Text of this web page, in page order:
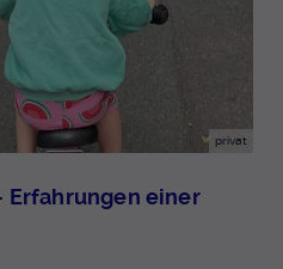
privat
Erfahrungen einer